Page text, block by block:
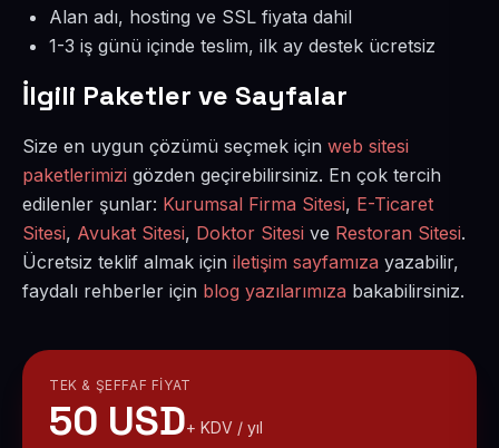
Alan adı, hosting ve SSL fiyata dahil
1-3 iş günü içinde teslim, ilk ay destek ücretsiz
İlgili Paketler ve Sayfalar
Size en uygun çözümü seçmek için web sitesi
paketlerimizi gözden geçirebilirsiniz. En çok tercih
edilenler şunlar: Kurumsal Firma Sitesi, E-Ticaret
Sitesi, Avukat Sitesi, Doktor Sitesi ve Restoran Sitesi.
Ücretsiz teklif almak için iletişim sayfamıza yazabilir,
faydalı rehberler için blog yazılarımıza bakabilirsiniz.
TEK & ŞEFFAF FIYAT
50 USD+ KDV / yıl